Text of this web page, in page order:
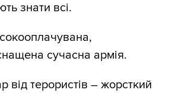
знати всі.
сучасна армія.
терористів – жорсткий